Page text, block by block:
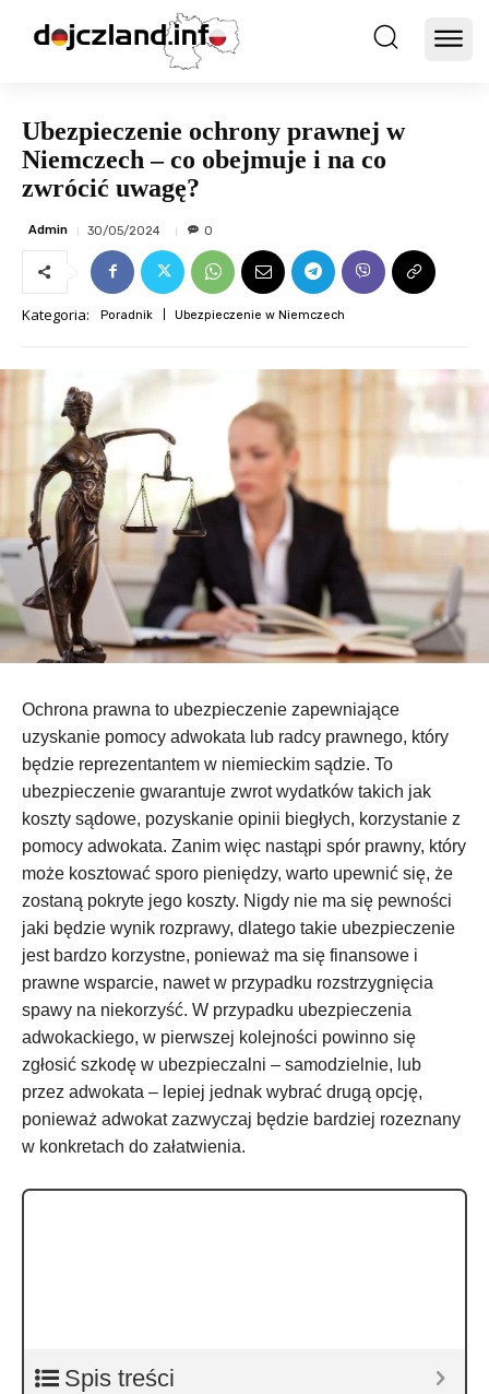
Ubezpieczenie ochrony prawnej w
Niemczech – co obejmuje i na co
zwrócić uwagę?
Admin 30/05/2024 0
Kategoria: Poradnik Ubezpieczenie w Niemczech
Ochrona prawna to ubezpieczenie zapewniające
uzyskanie pomocy adwokata lub radcy prawnego, który
będzie reprezentantem w niemieckim sądzie. To
ubezpieczenie gwarantuje zwrot wydatków takich jak
koszty sądowe, pozyskanie opinii biegłych, korzystanie z
pomocy adwokata. Zanim więc nastąpi spór prawny, który
może kosztować sporo pieniędzy, warto upewnić się, że
zostaną pokryte jego koszty. Nigdy nie ma się pewności
jaki będzie wynik rozprawy, dlatego takie ubezpieczenie
jest bardzo korzystne, ponieważ ma się finansowe i
prawne wsparcie, nawet w przypadku rozstrzygnięcia
spawy na niekorzyść. W przypadku ubezpieczenia
adwokackiego, w pierwszej kolejności powinno się
zgłosić szkodę w ubezpieczalni – samodzielnie, lub
przez adwokata – lepiej jednak wybrać drugą opcję,
ponieważ adwokat zazwyczaj będzie bardziej rozeznany
w konkretach do załatwienia.
Spis treści